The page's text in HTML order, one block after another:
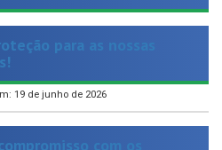
para as nossas
19 de junho de 2026
com os
ativos e inativos segue
firme e forte